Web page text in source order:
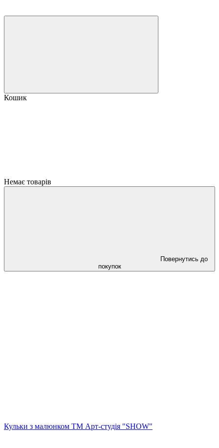
Кошик
Немає товарів
Повернутись до
покупок
Кульки з малюнком ТМ Арт-студія "SHOW"